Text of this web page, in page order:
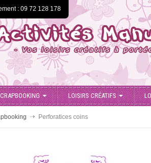
: 09 72 128 178
LOISIRS CRÉATIFS
Perforatices coins